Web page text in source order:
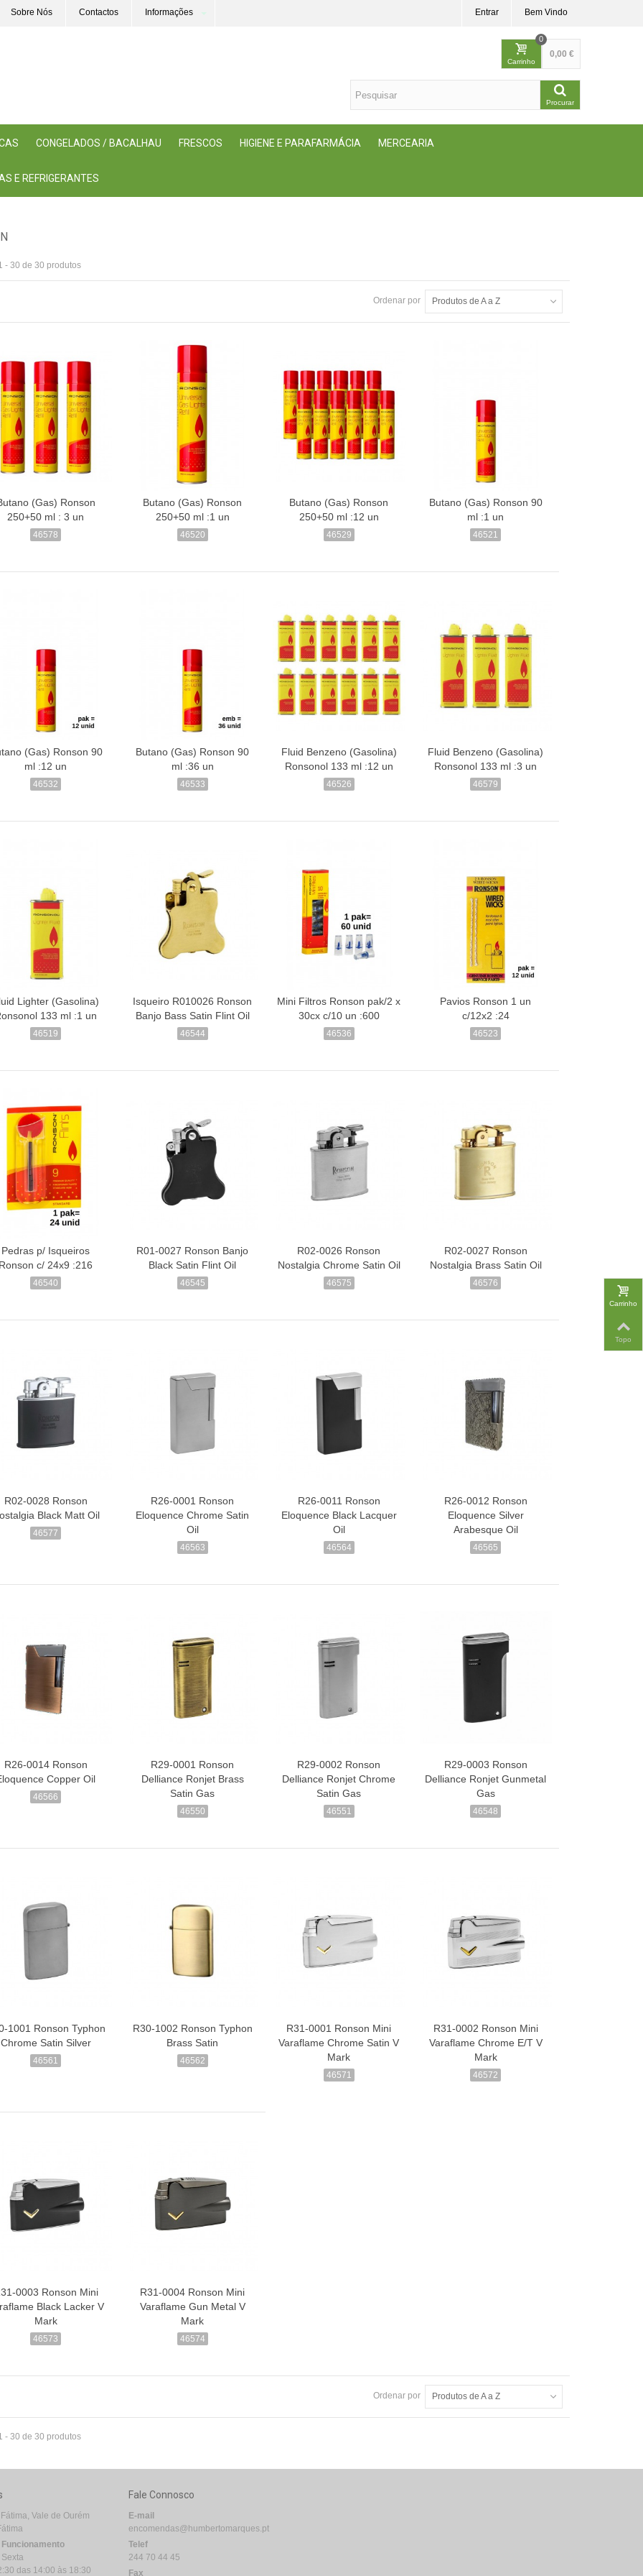
Sobre Nós Contactos Informações Bem Vindo
Entrar
Carrinho
0
0,00 €
Procurar
CONGELADOS / BACALHAU FRESCOS HIGIENE E PARAFARMÁCIA MERCEARIA
E REFRIGERANTES
- 30 de 30 produtos
Ordenar por Produtos de A a Z
(Gas) Ronson
250+50 ml : 3 un
46578
Butano (Gas) Ronson
250+50 ml :1 un
46520
Butano (Gas) Ronson
250+50 ml :12 un
46529
Butano (Gas) Ronson 90
ml :1 un
46521
(Gas) Ronson 90
ml :12 un
46532
Butano (Gas) Ronson 90
ml :36 un
46533
Fluid Benzeno (Gasolina)
Ronsonol 133 ml :12 un
46526
Fluid Benzeno (Gasolina)
Ronsonol 133 ml :3 un
46579
Lighter (Gasolina)
133 ml :1 un
46519
Isqueiro R010026 Ronson
Banjo Bass Satin Flint Oil
46544
Mini Filtros Ronson pak/2 x
30cx c/10 un :600
46536
Pavios Ronson 1 un
c/12x2 :24
46523
Pedras p/ Isqueiros
c/ 24x9 :216
46540
R01-0027 Ronson Banjo
Black Satin Flint Oil
46545
R02-0026 Ronson
Nostalgia Chrome Satin Oil
46575
R02-0027 Ronson
Nostalgia Brass Satin Oil
46576
R02-0028 Ronson
Black Matt Oil
46577
R26-0001 Ronson
Eloquence Chrome Satin
Oil
46563
R26-0011 Ronson
Eloquence Black Lacquer
Oil
46564
R26-0012 Ronson
Eloquence Silver
Arabesque Oil
46565
R26-0014 Ronson
Copper Oil
46566
R29-0001 Ronson
Delliance Ronjet Brass
Satin Gas
46550
R29-0002 Ronson
Delliance Ronjet Chrome
Satin Gas
46551
R29-0003 Ronson
Delliance Ronjet Gunmetal
Gas
46548
1001 Ronson Typhon
Chrome Satin Silver
46561
R30-1002 Ronson Typhon
Brass Satin
46562
R31-0001 Ronson Mini
Varaflame Chrome Satin V
Mark
46571
R31-0002 Ronson Mini
Varaflame Chrome E/T V
Mark
46572
0003 Ronson Mini
Black Lacker V
Mark
46573
R31-0004 Ronson Mini
Varaflame Gun Metal V
Mark
46574
Ordenar por Produtos de A a Z
- 30 de 30 produtos
Vale de Ourém
das 14:00 às 18:30
Fale Connosco
E-mail
encomendas@humbertomarques.pt
Telef
244 70 44 45
Fax
Carrinho
Topo